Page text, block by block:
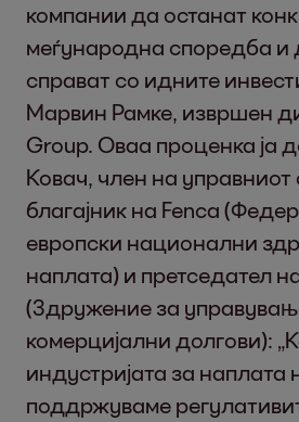
компании да останат
меѓународна споредба и
справат со идните
Марвин Рамке, извршен
Group. Оваа проценка ја
Ковач, член на
благајник на Fenca
европски национални
наплата) и претседател
(Здружение за
комерцијални долгови):
индустријата за наплата
поддржуваме